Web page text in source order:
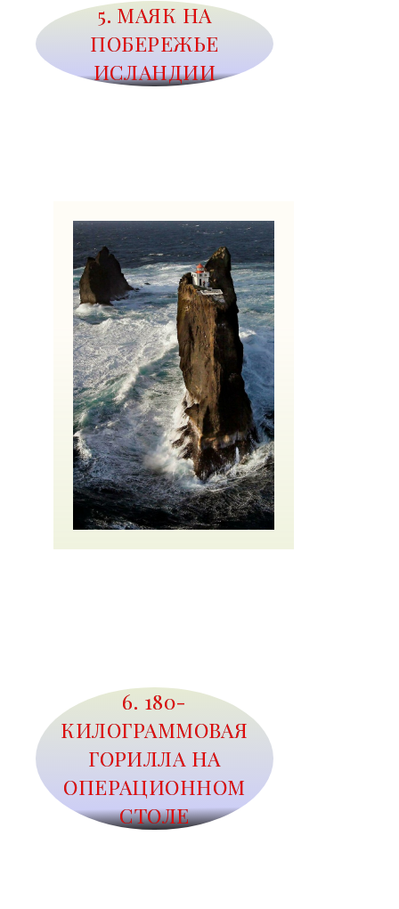
5. МАЯК НА
ПОБЕРЕЖЬЕ
ИСЛАНДИИ
6. 180-
КИЛОГРАММОВАЯ
ГОРИЛЛА НА
ОПЕРАЦИОННОМ
СТОЛЕ